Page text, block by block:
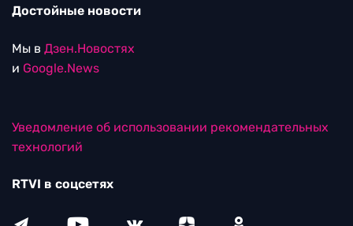
Достойные новости
Мы в Дзен.Новостях
и Google.News
Уведомление об использовании рекомендательных
технологий
RTVI в соцсетях